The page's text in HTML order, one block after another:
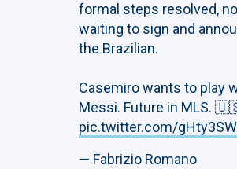
formal steps resolved,
waiting to sign and
the Brazilian.
Casemiro wants to play
Messi. Future in MLS.
pic.twitter.com/
— Fabrizio Romano